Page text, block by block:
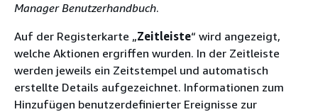
Manager Benutzerhandbuch.
Auf der Registerkarte „Zeitleiste“ wird angezeigt,
welche Aktionen ergriffen wurden. In der Zeitleiste
werden jeweils ein Zeitstempel und automatisch
erstellte Details aufgezeichnet. Informationen zum
Hinzufügen benutzerdefinierter Ereignisse zur